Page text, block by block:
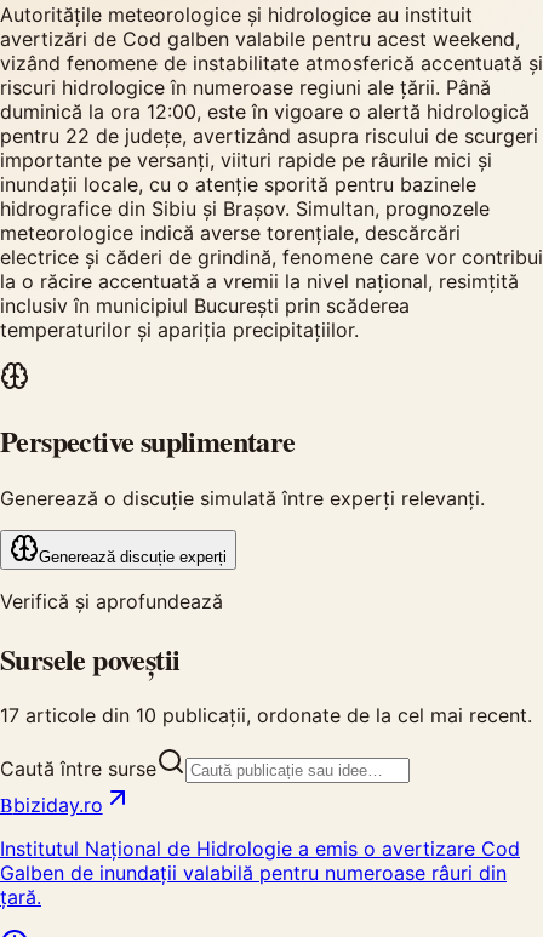
Autoritățile meteorologice și hidrologice au instituit
avertizări de Cod galben valabile pentru acest weekend,
vizând fenomene de instabilitate atmosferică accentuată și
riscuri hidrologice în numeroase regiuni ale țării. Până
duminică la ora 12:00, este în vigoare o alertă hidrologică
pentru 22 de județe, avertizând asupra riscului de scurgeri
importante pe versanți, viituri rapide pe râurile mici și
inundații locale, cu o atenție sporită pentru bazinele
hidrografice din Sibiu și Brașov. Simultan, prognozele
meteorologice indică averse torențiale, descărcări
electrice și căderi de grindină, fenomene care vor contribui
la o răcire accentuată a vremii la nivel național, resimțită
inclusiv în municipiul București prin scăderea
temperaturilor și apariția precipitațiilor.
Perspective suplimentare
Generează o discuție simulată între experți relevanți.
Generează discuție experți
Verifică și aprofundează
Sursele poveștii
17 articole din 10 publicații, ordonate de la cel mai recent.
Caută între surse
Bbiziday.ro
Institutul Național de Hidrologie a emis o avertizare Cod
Galben de inundații valabilă pentru numeroase râuri din
țară.